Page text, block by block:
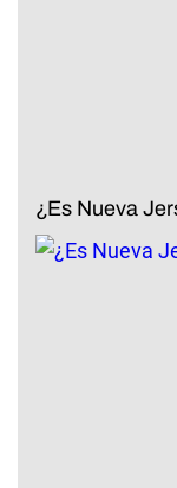
¿Es Nueva